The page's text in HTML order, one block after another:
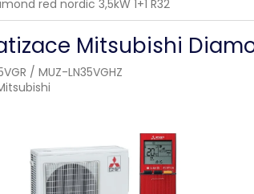
red nordic 3,5kW 1+1 R32
Mitsubishi
/ MUZ-LN35VGHZ